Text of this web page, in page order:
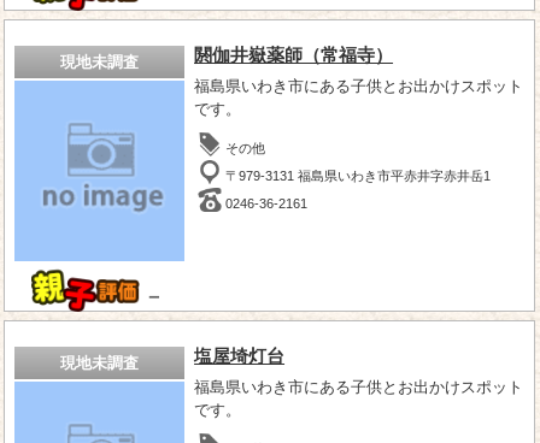
現地未調査
－
閼伽井嶽薬師（常福寺）
福島県いわき市にある子供とお出かけスポット
です。
その他
〒979-3131 福島県いわき市平赤井字赤井岳1
0246-36-2161
現地未調査 塩屋埼灯台
福島県いわき市にある子供とお出かけスポット
です。